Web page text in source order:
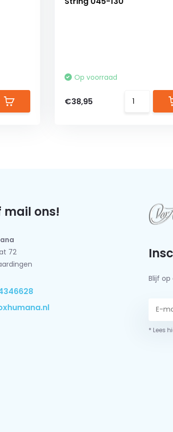
Op voorraad
€38,95
mail ons!
72
Blijf
* Lees